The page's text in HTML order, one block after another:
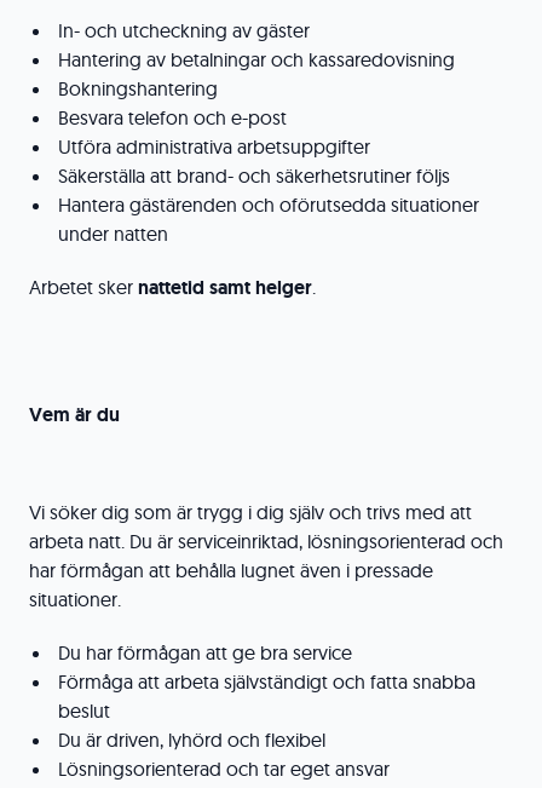
In- och utcheckning av gäster
Hantering av betalningar och kassaredovisning
Bokningshantering
Besvara telefon och e-post
Utföra administrativa arbetsuppgifter
Säkerställa att brand- och säkerhetsrutiner följs
Hantera gästärenden och oförutsedda situationer
under natten
Arbetet sker nattetid samt helger.
Vem är du
Vi söker dig som är trygg i dig själv och trivs med att
arbeta natt. Du är serviceinriktad, lösningsorienterad och
har förmågan att behålla lugnet även i pressade
situationer.
Du har förmågan att ge bra service
Förmåga att arbeta självständigt och fatta snabba
beslut
Du är driven, lyhörd och flexibel
Lösningsorienterad och tar eget ansvar